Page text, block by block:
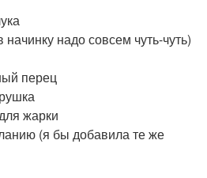
начинку надо совсем чуть-чуть)
перец
жарки
(я бы добавила те же